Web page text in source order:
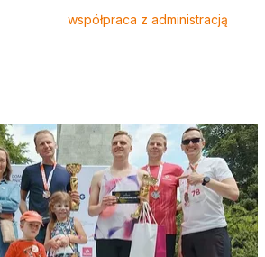
współpraca z administracją